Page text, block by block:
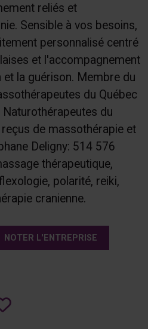
reliés et
Sensible à vos besoins,
personnalisé centré
et l'accompagnement
la guérison. Membre du
du Québec
du
de massothérapie et
Deligny: 514 576
thérapeutique,
polarité, reiki,
cranienne.
NOTER L'ENTREPRISE